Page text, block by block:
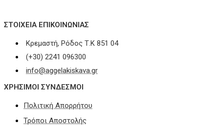
ΣΤΟΙΧΕΊΑ ΕΠΙΚΟΙΝΩΝΊΑΣ
Κρεμαστή, Ρόδος Τ.Κ 851 04
(+30) 2241 096300
info@aggelakiskava.gr
ΧΡΗΣΙΜΟΙ ΣΥΝΔΕΣΜΟΙ
Πολιτική Απορρήτου
Τρόποι Αποστολής